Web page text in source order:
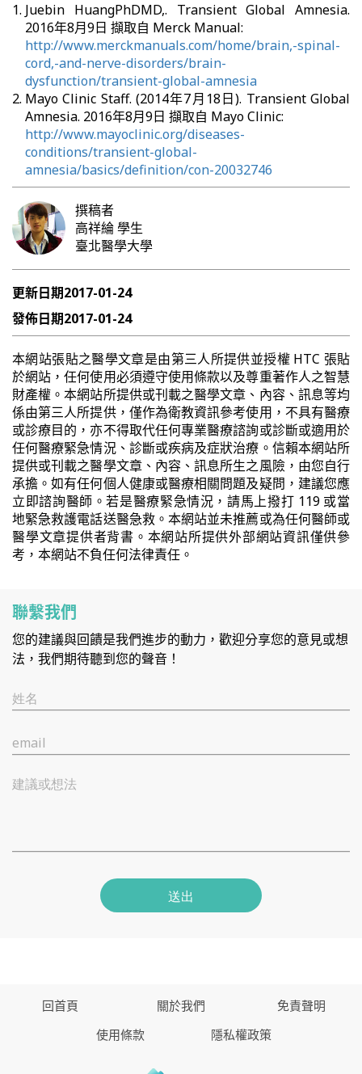
Juebin HuangPhDMD,. Transient Global Amnesia.
2016年8月9日 擷取自 Merck Manual:
http://www.merckmanuals.com/home/brain,-spinal-
cord,-and-nerve-disorders/brain-
dysfunction/transient-global-amnesia
Mayo Clinic Staff. (2014年7月18日). Transient Global
Amnesia. 2016年8月9日 擷取自 Mayo Clinic:
http://www.mayoclinic.org/diseases-
conditions/transient-global-
amnesia/basics/definition/con-20032746
撰稿者
高祥綸學生
臺北醫學大學
更新日期2017-01-24
發佈日期2017-01-24
本網站張貼之醫學文章是由第三人所提供並授權 HTC 張貼
於網站，任何使用必須遵守使用條款以及尊重著作人之智慧
財產權。本網站所提供或刊載之醫學文章、內容、訊息等均
係由第三人所提供，僅作為衛教資訊參考使用，不具有醫療
或診療目的，亦不得取代任何專業醫療諮詢或診斷或適用於
任何醫療緊急情況、診斷或疾病及症狀治療。信賴本網站所
提供或刊載之醫學文章、內容、訊息所生之風險，由您自行
承擔。如有任何個人健康或醫療相關問題及疑問，建議您應
立即諮詢醫師。若是醫療緊急情況，請馬上撥打 119 或當
地緊急救護電話送醫急救。本網站並未推薦或為任何醫師或
醫學文章提供者背書。本網站所提供外部網站資訊僅供參
考，本網站不負任何法律責任。
聯繫我們
您的建議與回饋是我們進步的動力，歡迎分享您的意見或想
法，我們期待聽到您的聲音！
姓名
email
建議或想法
送出
回首頁 關於我們
免責聲明
使用條款
隱私權政策